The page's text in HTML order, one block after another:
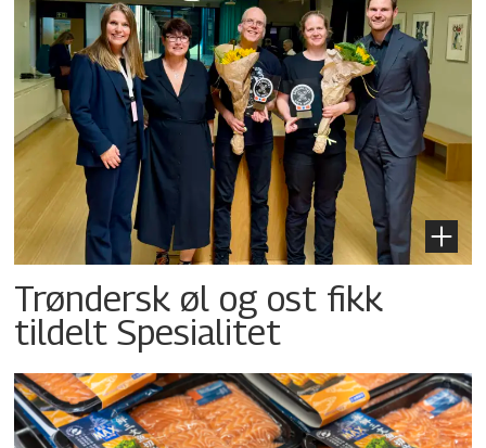
Trøndersk øl og ost fikk
tildelt Spesialitet